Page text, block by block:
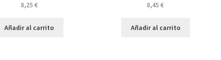
8,25 €
Añadir al carrito
8,45€
Añadir al carrito